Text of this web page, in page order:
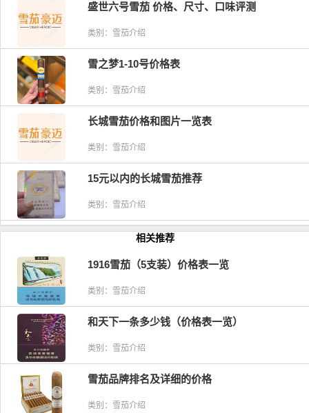
盛世六号雪茄 价格、尺寸、口味评测
类别：雪茄介绍
雪之梦1-10号价格表
类别：雪茄介绍
长城雪茄价格和图片一览表
类别：雪茄介绍
15元以内的长城雪茄推荐
类别：雪茄介绍
相关推荐
1916雪茄（5支装）价格表一览
类别：雪茄介绍
和天下一条多少钱（价格表一览）
类别：雪茄介绍
雪茄品牌排名及详细的价格
类别：雪茄介绍